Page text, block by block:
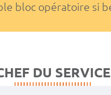
bloc opératoire si
DU SERVICE